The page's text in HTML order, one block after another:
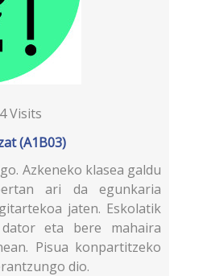
Visits
(A1B03)
Azkeneko klasea galdu
ari da egunkaria
jaten. Eskolatik
eta bere mahaira
Pisua konpartitzeko
dio.